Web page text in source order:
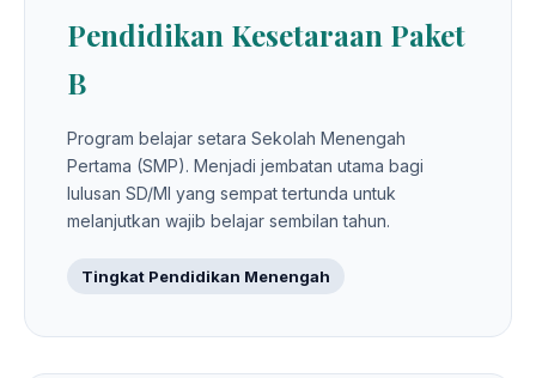
Pendidikan Kesetaraan Paket
B
Program belajar setara Sekolah Menengah
Pertama (SMP). Menjadi jembatan utama bagi
lulusan SD/MI yang sempat tertunda untuk
melanjutkan wajib belajar sembilan tahun.
Tingkat Pendidikan Menengah